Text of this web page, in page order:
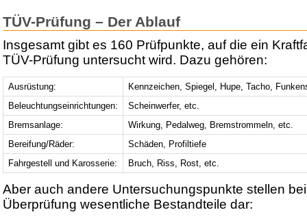
TÜV-Prüfung – Der Ablauf
Insgesamt gibt es 160 Prüfpunkte, auf die ein
TÜV-Prüfung untersucht wird. Dazu gehören:
Ausrüstung:
Kennzeichen, Spiegel, Hupe, Tacho,
Beleuchtungseinrichtungen:
Scheinwerfer, etc.
Bremsanlage:
Wirkung, Pedalweg, Bremstrommeln, etc.
Bereifung/Räder:
Schäden, Profiltiefe
Fahrgestell und Karosserie:
Bruch, Riss, Rost, etc.
Aber auch andere Untersuchungspunkte stellen
Überprüfung wesentliche Bestandteile dar: